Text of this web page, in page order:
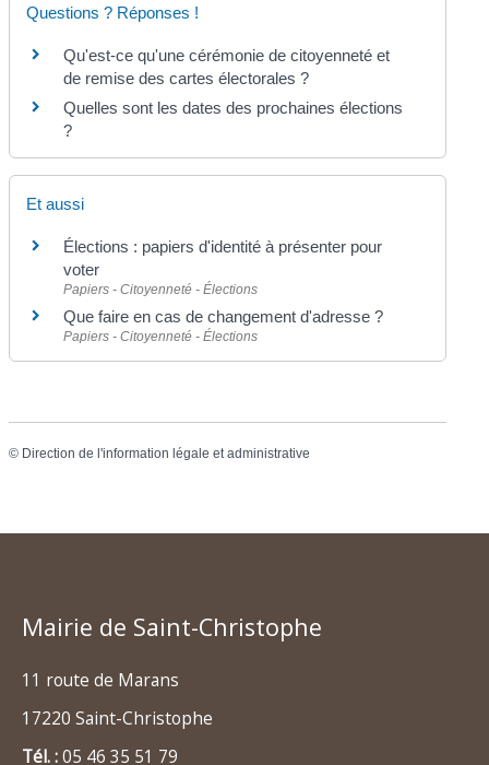
Questions ? Réponses !
Qu'est-ce qu'une cérémonie de citoyenneté et
de remise des cartes électorales ?
Quelles sont les dates des prochaines élections
?
Et aussi
Élections : papiers d'identité à présenter pour
voter
Papiers - Citoyenneté - Élections
Que faire en cas de changement d'adresse ?
Papiers - Citoyenneté - Élections
© Direction de l'information légale et administrative
Mairie de Saint-Christophe
11 route de Marans
17220 Saint-Christophe
Tél. :05 46 35 51 79